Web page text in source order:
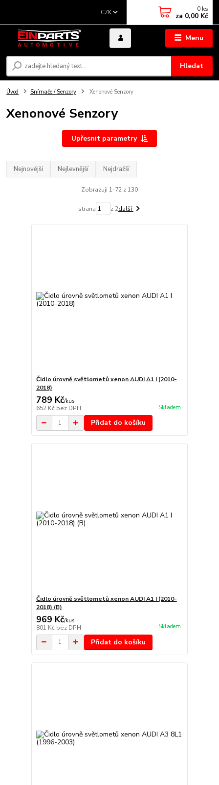
Menu
CZK
Hledat
0 ks
za 0,00 Kč
Úvod Snímače / Senzory Xenonové Senzory
Xenonové Senzory
Upřesnit parametry
Nejnovější Nejlevnější Nejdražší
Zobrazuji 1-72 z 130
strana z 2další
Čidlo úrovně světlometů xenon AUDI A1 I (2010-
2018)
789 Kč/kus
652 Kč bez DPH Skladem
Přidat do košíku
Čidlo úrovně světlometů xenon AUDI A1 I (2010-
2018) (B)
969 Kč/kus
801 Kč bez DPH Skladem
Přidat do košíku